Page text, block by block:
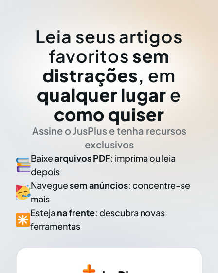
Leia seus artigos
favoritos sem
distrações, em
qualquer lugar e
como quiser
Assine o JusPlus e tenha recursos
exclusivos
Baixearquivos PDF: imprima ou leia
depois
Naveguesem anúncios: concentre-se
mais
Esteja na frente: descubra novas
ferramentas